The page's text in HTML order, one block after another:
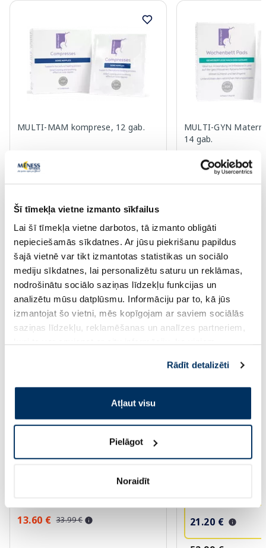
Šī tīmekļa vietne izmanto sīkfailus
Lai šī tīmekļa vietne darbotos, tā izmanto obligāti
nepieciešamās sīkdatnes. Ar jūsu piekrišanu papildus
šajā vietnē var tikt izmantotas statistikas un sociālo
mediju sīkdatnes, lai personalizētu saturu un reklāmas,
nodrošinātu sociālo saziņas līdzekļu funkcijas un
analizētu mūsu datplūsmu. Informāciju par to, kā jūs
izmantojat šo vietni, mēs kopīgojam ar saviem sociālās
saziņas līdzekļu, reklamēšanas un analīzes partneriem,
pakalpojumus. Ja piekrītat šo papildu sīkdatņu
izmantošanai, lūdzu, atzīmējiet savu izvēli:
Rādīt detalizēti
Atļaut visu
Pielāgot
Noraidīt
MULTI-MAM komprese, 12 gab.
12.89 €
MULTI-GYN
14 gab.
12.89 €
Page 1 of 10
Saules aizsardzībai vasarā ☀️
Vairāk...
13.60 € 33.99 €
-60%
21.20 €